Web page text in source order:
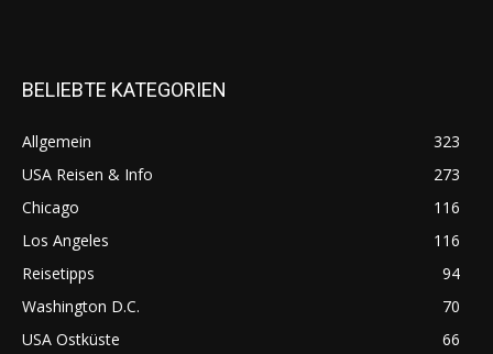
BELIEBTE KATEGORIEN
Allgemein
323
USA Reisen & Info
273
Chicago
116
Los Angeles
116
Reisetipps
94
Washington D.C.
70
USA Ostküste
66